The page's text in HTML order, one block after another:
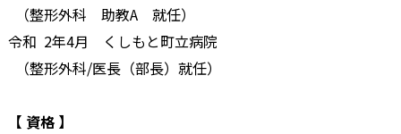
（整形外科 助教A 就任）
令和 2年4月 くしもと町立病院
（整形外科/医長（部長）就任）
【 資格 】